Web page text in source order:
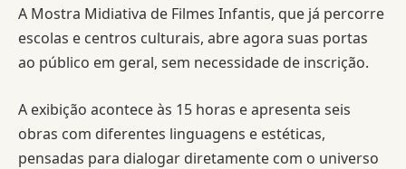
A Mostra Midiativa de Filmes Infantis, que já percorre
escolas e centros culturais, abre agora suas portas
ao público em geral, sem necessidade de inscrição.
A exibição acontece às 15 horas e apresenta seis
obras com diferentes linguagens e estéticas,
pensadas para dialogar diretamente com o universo